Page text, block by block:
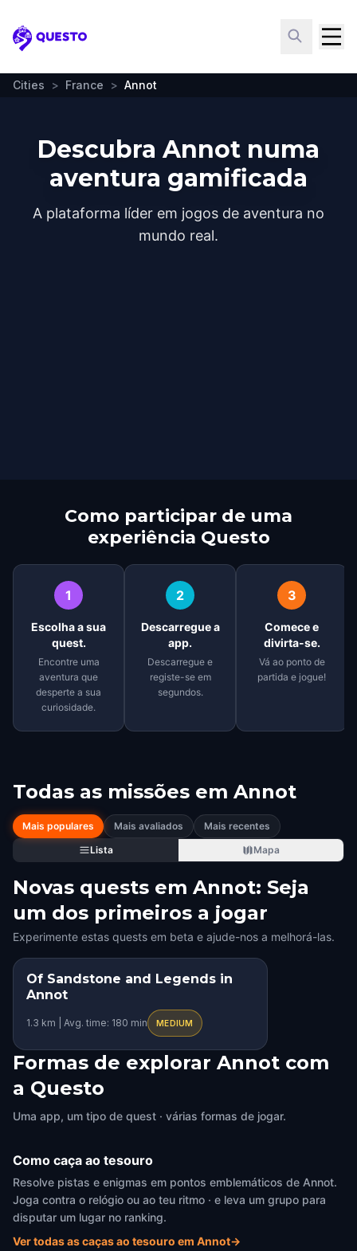
Questo
Cities > France > Annot
Descubra Annot numa
aventura gamificada
A plataforma líder em jogos de aventura no
mundo real.
Como participar de uma
experiência Questo
1
Escolha a sua
quest.
Encontre uma
aventura que
desperte a sua
curiosidade.
2
Descarregue a
app.
Descarregue e
registe-se em
segundos.
3
Comece e
divirta-se.
Vá ao ponto de
partida e jogue!
Todas as missões em Annot
Mais populares Mais avaliados
Mais recentes
Lista
Mapa
Novas quests em Annot: Seja
um dos primeiros a jogar
Experimente estas quests em beta e ajude-nos a melhorá-las.
Of Sandstone and Legends in
Annot
1.3 km | Avg. time: 180 min MEDIUM
Formas de explorar Annot com
a Questo
Uma app, um tipo de quest · várias formas de jogar.
Como caça ao tesouro
Resolve pistas e enigmas em pontos emblemáticos de Annot.
Joga contra o relógio ou ao teu ritmo · e leva um grupo para
disputar um lugar no ranking.
Ver todas as caças ao tesouro em Annot→